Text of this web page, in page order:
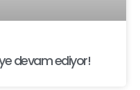
devam ediyor!